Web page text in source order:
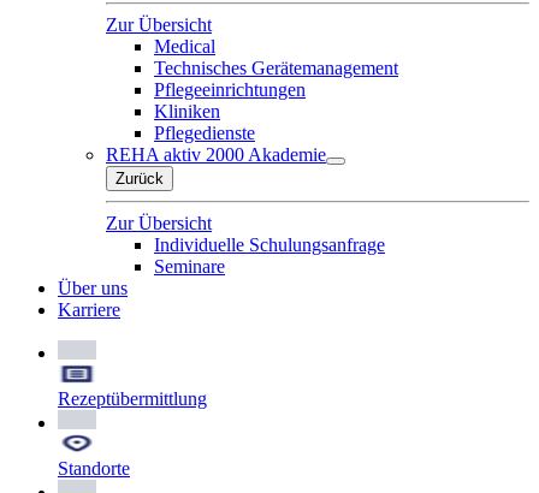
Zur Übersicht
Medical
Technisches Gerätemanagement
Pflegeeinrichtungen
Kliniken
Pflegedienste
REHA aktiv 2000 Akademie
Zurück
Zur Übersicht
Individuelle Schulungsanfrage
Seminare
Über uns
Karriere
Rezeptübermittlung
Standorte